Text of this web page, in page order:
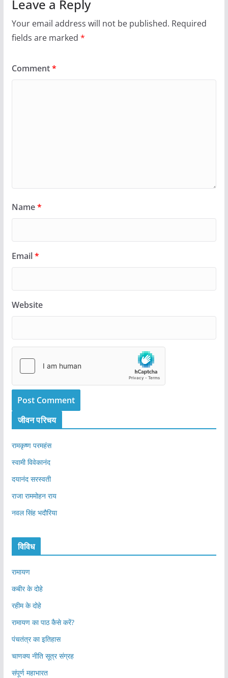
Leave a Reply
Your email address will not be published. Required
fields are marked *
Comment*
Name*
Email*
Website
जीवन परिचय
रामकृष्ण परमहंस
स्वामी विवेकानंद
दयानंद सरस्वती
राजा राममोहन राय
नवल सिंह भदौरिया
विविध
रामायण
कबीर के दोहे
रहीम के दोहे
रामायण का पाठ कैसे करें?
पंचतंत्र का इतिहास
चाणक्य नीति सूत्र संग्रह
संपूर्ण महाभारत